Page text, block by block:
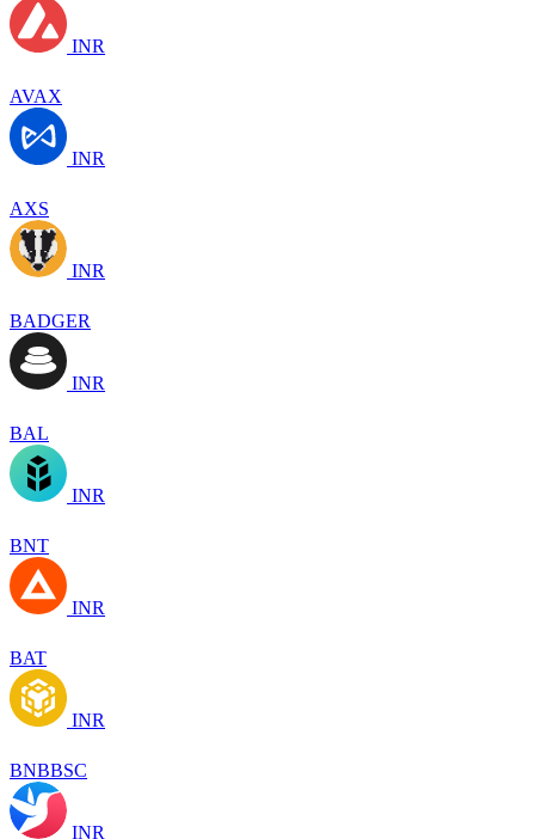
INR
AVAX
INR
AXS
INR
BADGER
INR
BAL
INR
BNT
INR
BAT
INR
BNBBSC
INR